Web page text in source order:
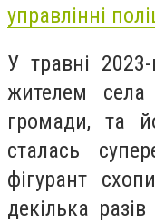
управлінні
У травні
жителем села
громади, та
сталась
фігурант
декілька